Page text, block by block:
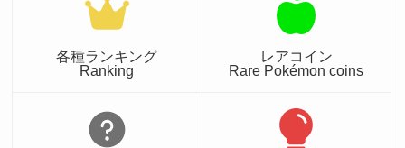
各種ランキング
Ranking
レアコイン
Rare Pokémon coins